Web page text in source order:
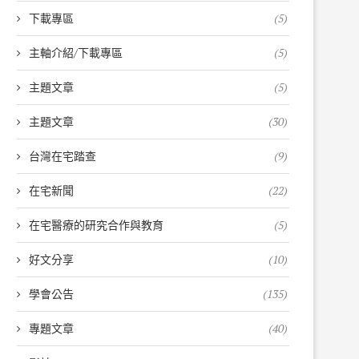
下載專區 (5)
主軸介紹/下載專區 (5)
主題文章 (5)
主題文章 (30)
台灣在宅踏查 (9)
在宅新聞 (22)
在宅醫療的研究合作與教育 (5)
好文分享 (10)
學會公告 (135)
專題文章 (40)